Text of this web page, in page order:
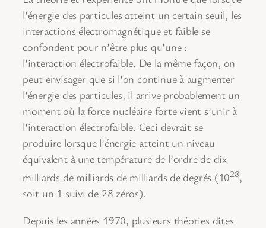
l’énergie des particules atteint un certain seuil, les
interactions électromagnétique et faible se
confondent pour n’être plus qu’une :
l’interaction électrofaible. De la même façon, on
peut envisager que si l’on continue à augmenter
l’énergie des particules, il arrive probablement un
moment où la force nucléaire forte vient s’unir à
l’interaction électrofaible. Ceci devrait se
produire lorsque l’énergie atteint un niveau
équivalent à une température de l’ordre de dix
milliards de milliards de milliards de degrés (1028,
soit un 1 suivi de 28 zéros).
Depuis les années 1970, plusieurs théories dites